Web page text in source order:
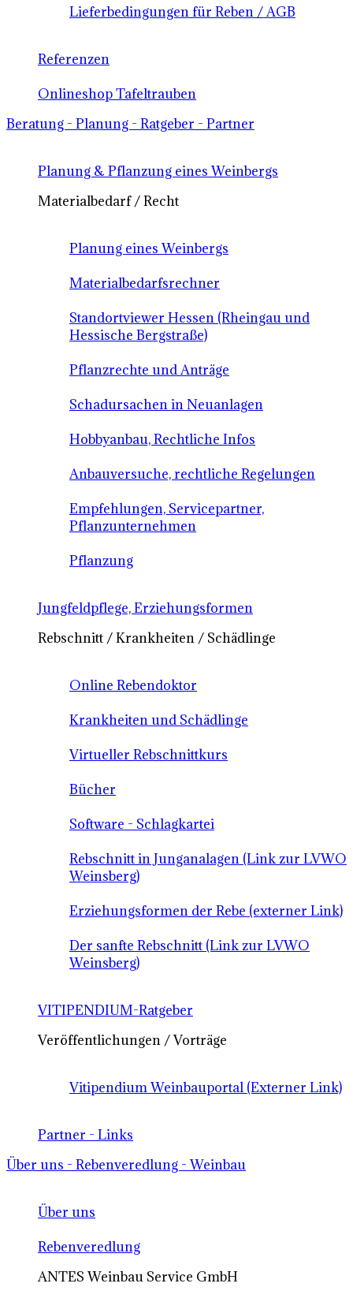
Lieferbedingungen für Reben / AGB
Referenzen
Onlineshop Tafeltrauben
Beratung - Planung - Ratgeber - Partner
Planung & Pflanzung eines Weinbergs
Materialbedarf / Recht
Planung eines Weinbergs
Materialbedarfsrechner
Standortviewer Hessen (Rheingau und
Hessische Bergstraße)
Pflanzrechte und Anträge
Schadursachen in Neuanlagen
Hobbyanbau, Rechtliche Infos
Anbauversuche, rechtliche Regelungen
Empfehlungen, Servicepartner,
Pflanzunternehmen
Pflanzung
Jungfeldpflege, Erziehungsformen
Rebschnitt / Krankheiten / Schädlinge
Online Rebendoktor
Krankheiten und Schädlinge
Virtueller Rebschnittkurs
Bücher
Software - Schlagkartei
Rebschnitt in Junganalagen (Link zur LVWO
Weinsberg)
Erziehungsformen der Rebe (externer Link)
Der sanfte Rebschnitt (Link zur LVWO
Weinsberg)
VITIPENDIUM-Ratgeber
Veröffentlichungen / Vorträge
Vitipendium Weinbauportal (Externer Link)
Partner - Links
Über uns - Rebenveredlung - Weinbau
Über uns
Rebenveredlung
ANTES Weinbau Service GmbH